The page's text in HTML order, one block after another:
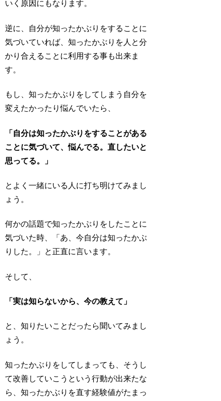
いく原因 にもなります。
逆に、自分が知ったかぶりをすることに
気づいていれば、知ったかぶりを人と分
かり合えることに利用する事も出来ま
す。
もし、知ったかぶりをしてしまう自分を
変えたかったり悩んでいたら、
「自分は知ったかぶりをすることがある
ことに気づいて、悩んでる。直したいと
思ってる。」
とよく一緒にいる人に打ち明けてみまし
ょう。
何かの話題で知ったかぶりをしたことに
気づいた時、「あ、今自分は知ったかぶ
りした。」と正直に言います。
そして、
「実は知らないから、今の教えて」
と、知りたいことだったら聞いてみまし
ょう。
知ったかぶりをしてしまっても、そうし
て改善していこうという行動が出来たな
ら、知ったかぶりを直す経験値がたまっ